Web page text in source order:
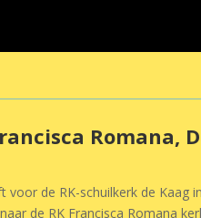
Romana,
de RK-schuilkerk de
de RK Francisca Romana